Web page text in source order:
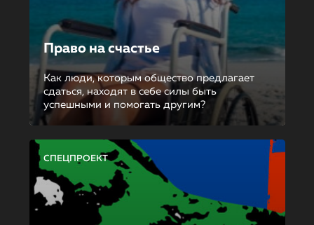
Право на счастье
Как люди, которым общество предлагает
сдаться, находят в себе силы быть
успешными и помогать другим?
СПЕЦПРОЕКТ